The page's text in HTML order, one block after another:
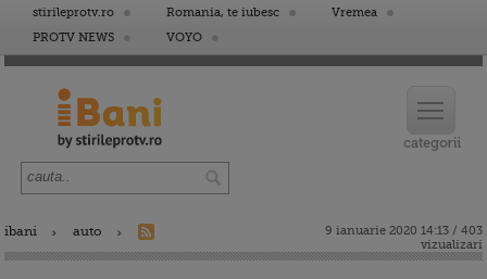
stirileprotv.ro Romania, te iubesc
Vremea
PROTV NEWS
VOYO
ibani auto
9 ianuarie 2020 14:13 / 403
vizualizari